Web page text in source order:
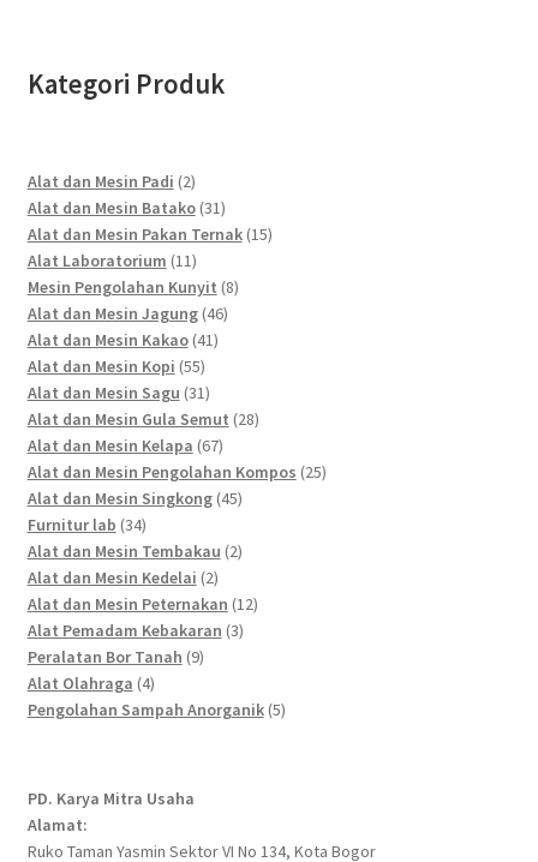
Kategori Produk
Alat dan Mesin Padi 22
products
Alat dan Mesin Batako 3131
products
Alat dan Mesin Pakan Ternak 1515
Alat Laboratorium 1111
products
Mesin Pengolahan Kunyit 88
Alat dan Mesin Jagung 4646
Alat dan Mesin Kakao 4141
Alat dan Mesin Kopi 5555
products
Alat dan Mesin Sagu 3131
products
Alat dan Mesin Gula Semut 2828
Alat dan Mesin Kelapa 6767
products
Alat dan Mesin Pengolahan Kompos 2525
Alat dan Mesin Singkong 4545
Furnitur lab 3434
products
Alat dan Mesin Tembakau 22
Alat dan Mesin Kedelai 22
products
Alat dan Mesin Peternakan 1212
Alat Pemadam Kebakaran 33
Peralatan Bor Tanah 99
Alat Olahraga 44
products
Pengolahan Sampah Anorganik 55
PD. Karya Mitra Usaha
Alamat:
Ruko Taman Yasmin Sektor VI No 134, Kota Bogor